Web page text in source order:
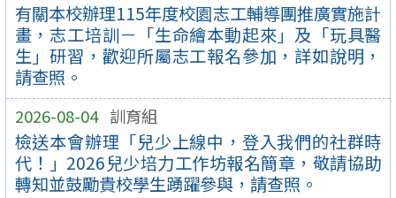
有關本校辦理115年度校園志工輔導團推廣實施計
畫，志工培訓－「生命繪本動起來」及「玩具醫
生」研習，歡迎所屬志工報名參加，詳如說明，
請查照。
2026-08-04 訓育組
檢送本會辦理「兒少上線中，登入我們的社群時
代！」2026兒少培力工作坊報名簡章，敬請協助
轉知並鼓勵貴校學生踴躍參與，請查照。